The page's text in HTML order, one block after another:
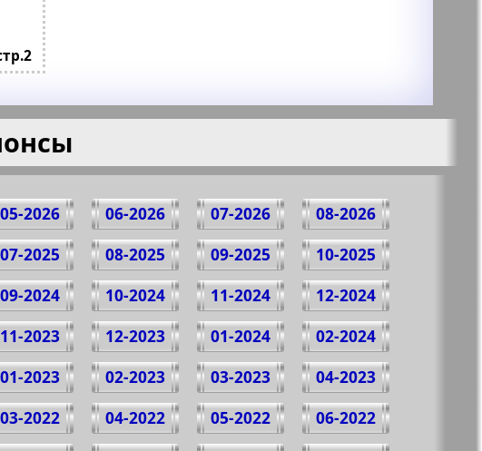
08-2026
07-2026
06-2026
05-2026
10-2025
09-2025
08-2025
07-2025
12-2024
11-2024
10-2024
09-2024
02-2024
01-2024
12-2023
11-2023
04-2023
03-2023
02-2023
01-2023
06-2022
05-2022
04-2022
03-2022